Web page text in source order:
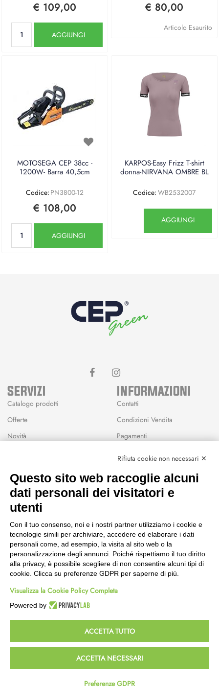
€ 109,00
AGGIUNGI
€ 80,00
Articolo Esaurito
MOTOSEGA CEP 38cc -
1200W- Barra 40,5cm
Codice: PN3800-12
€ 108,00
AGGIUNGI
KARPOS-Easy Frizz T-shirt
donna-NIRVANA OMBRE BL
Codice: WB2532007
AGGIUNGI
SERVIZI
Catalogo prodotti
Offerte
Novità
Wishlist
INFORMAZIONI
Contatti
Condizioni Vendita
Pagamenti
CEP GREEN
Fanano (MO)
059 8676485
349 9202419
388 8659473
info@cepgreen.com
Orario
Dal lunedì al venerdì
8:00 – 12:30 / 13:30 - 19:00
8:30 – 12:30 / 15:30 - 19:00
© 2023 Powered & Designed byPassepartout
Termini e Condizioni Privacy e Cookie Policy
Rifiuta cookie non necessari ✕
Questo sito web raccoglie alcuni
dati personali dei visitatori e
utenti
Con il tuo consenso, noi e i nostri partner utilizziamo i cookie e
tecnologie simili per archiviare, accedere ed elaborare i dati
personali come, ad esempio, la visita al sito web o la
personalizzazione degli annunci. Poiché rispettiamo il tuo diritto
alla privacy, è possibile scegliere di non consentire alcuni tipi di
cookie. Clicca su preferenze GDPR per saperne di più.
Visualizza la Cookie Policy Completa
Powered by
ACCETTA TUTTO
ACCETTA NECESSARI
Preferenze GDPR